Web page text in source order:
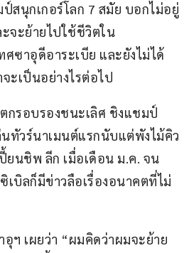
สนุกเกอร์โลก 7 สมัย บอกไม่อยู่
จะย้ายไปใช้ชีวิตใน
ซาอุดีอาระเบีย และยังไม่ได้
ะเป็นอย่างไรต่อไป
กรอบรองชนะเลิศ ชิงแชมป์
นทัวร์นาเมนต์แรกนับแต่พังไม้คิว
ยนชิพ ลีก เมื่อเดือน ม.ค. จน
บิลก็มีข่าวลือเรื่องอนาคตที่ไม่
ฯ เผยว่า “ผมคิดว่าผมจะย้าย